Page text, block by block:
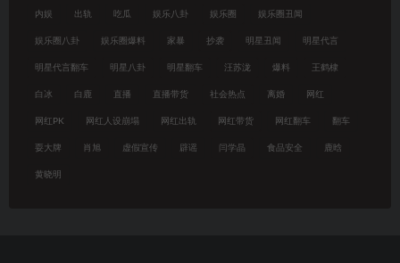
内娱 出轨 吃瓜 娱乐八卦 娱乐圈 娱乐圈丑闻
娱乐圈八卦 娱乐圈爆料 家暴 抄袭 明星丑闻 明星代言
明星代言翻车 明星八卦 明星翻车 汪苏泷 爆料 王鹤棣
白冰 白鹿 直播 直播带货 社会热点 离婚 网红
网红PK 网红人设崩塌 网红出轨 网红带货 网红翻车 翻车
耍大牌 肖旭 虚假宣传 辟谣 闫学晶 食品安全 鹿晗
黄晓明